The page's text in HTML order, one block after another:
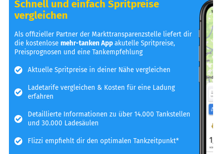
Schnell und einfach Spritpreise
vergleichen
Als offizieller Partner der Markttransparenzstelle liefert dir
die kostenlosemehr-tanken Appakutelle Spritpreise,
Preisprognosen und eine Tankempfehlung
Aktuelle Spritpreise in deiner Nähe vergleichen
Ladetarife vergleichen & Kosten für eine Ladung
erfahren
Detaillierte Informationen zu über 14.000 Tankstellen
und 30.000 Ladesäulen
Flizzi empfiehlt dir den optimalen Tankzeitpunkt*